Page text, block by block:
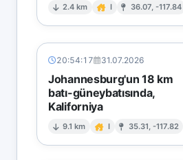
2.4 km I 36.07, -117.84
20:54:17 31.07.2026
Johannesburg'un 18 km
batı-güneybatısında,
Kaliforniya
9.1 km I 35.31, -117.82